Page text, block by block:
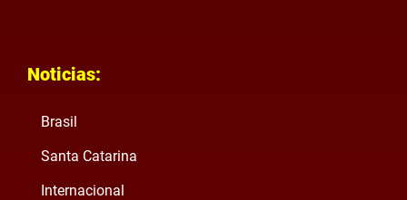
Noticias:
Brasil
Santa Catarina
Internacional